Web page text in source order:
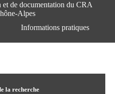
de documentation du CRA
Alpes
Informations pratiques
Centre Hospitalier le Vinatier
la recherche